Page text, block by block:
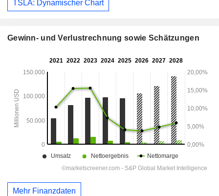
TSLA: Dynamischer Chart
Gewinn- und Verlustrechnung sowie Schätzungen
Mehr Finanzdaten